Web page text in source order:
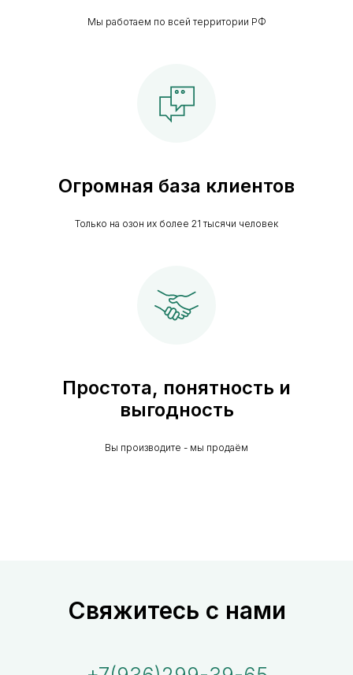
Мы работаем по всей территории РФ
Огромная база клиентов
Только на озон их более 21 тысячи человек
Простота, понятность и
выгодность
Вы производите - мы продаём
Свяжитесь с нами